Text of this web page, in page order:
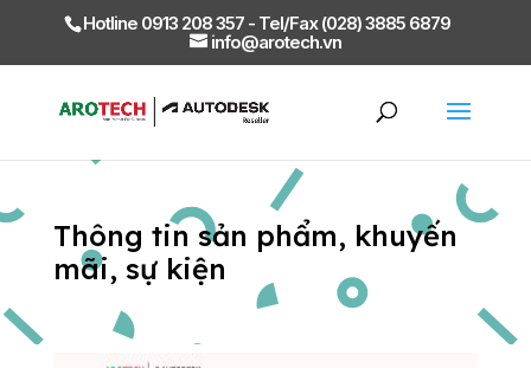
Hotline 0913 208 357 - Tel/Fax (028) 3885 6879
info@arotech.vn
Thông tin sản phẩm, khuyến
mãi, sự kiện